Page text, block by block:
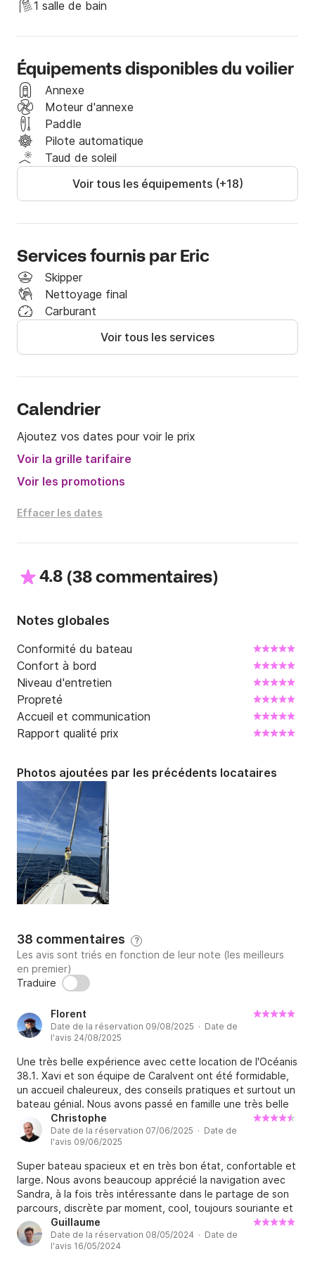
Nous sommes ravis de vous voir sur notre voilier,
venez découvrir la Côte de Barcelone !
1 salle de bain
Équipements disponibles du voilier
Annexe
Moteur d'annexe
Paddle
Pilote automatique
Taud de soleil
Voir tous les équipements (+18)
Services fournis par Eric
Skipper
Nettoyage final
Carburant
Voir tous les services
Calendrier
Ajoutez vos dates pour voir le prix
Voir la grille tarifaire
Voir les promotions
Effacer les dates
4.8 (38 commentaires)
Notes globales
Conformité du bateau
Confort à bord
Niveau d'entretien
Propreté
Accueil et communication
Rapport qualité prix
Photos ajoutées par les précédents locataires
38 commentaires ?
Les avis sont triés en fonction de leur note (les meilleurs
en premier)
Traduire
Florent
Date de la réservation 09/08/2025 · Date de
l'avis 24/08/2025
Une très belle expérience avec cette location de l'Océanis
38.1. Xavi et son équipe de Caralvent ont été formidable,
un accueil chaleureux, des conseils pratiques et surtout un
bateau génial. Nous avons passé en famille une très belle
croisière sur la Costa Brava, tout a été conforme à
l'annonce, je recommande vraiment. Merci Xavi
Christophe
Date de la réservation 07/06/2025 · Date de
l'avis 09/06/2025
Super bateau spacieux et en très bon état, confortable et
large. Nous avons beaucoup apprécié la navigation avec
Sandra, à la fois très intéressante dans le partage de son
parcours, discrète par moment, cool, toujours souriante et
très pédagogue dans ses explications de navigation. Très
beau parcours en 2 jours vers la Costa Brava avec de bons
bords! Seule petite ombre sur la communication et le
Guillaume
Date de la réservation 08/05/2024 · Date de
l'avis 16/05/2024